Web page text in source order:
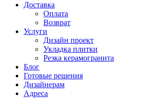
Доставка
Оплата
Возврат
Услуги
Дизайн проект
Укладка плитки
Резка керамогранита
Блог
Готовые решения
Дизайнерам
Адреса